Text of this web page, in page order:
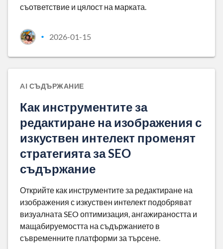
съответствие и цялост на марката.
• 2026-01-15
AI СЪДЪРЖАНИЕ
Как инструментите за
редактиране на изображения с
изкуствен интелект променят
стратегията за SEO
съдържание
Открийте как инструментите за редактиране на
изображения с изкуствен интелект подобряват
визуалната SEO оптимизация, ангажираността и
мащабируемостта на съдържанието в
съвременните платформи за търсене.